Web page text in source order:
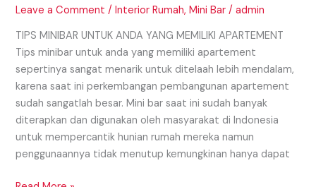
Leave a Comment /Interior Rumah,Mini Bar /admin
TIPS MINIBAR UNTUK ANDA YANG MEMILIKI APARTEMENT
Tips minibar untuk anda yang memiliki apartement
sepertinya sangat menarik untuk ditelaah lebih mendalam,
karena saat ini perkembangan pembangunan apartement
sudah sangatlah besar. Mini bar saat ini sudah banyak
diterapkan dan digunakan oleh masyarakat di Indonesia
untuk mempercantik hunian rumah mereka namun
penggunaannya tidak menutup kemungkinan hanya dapat